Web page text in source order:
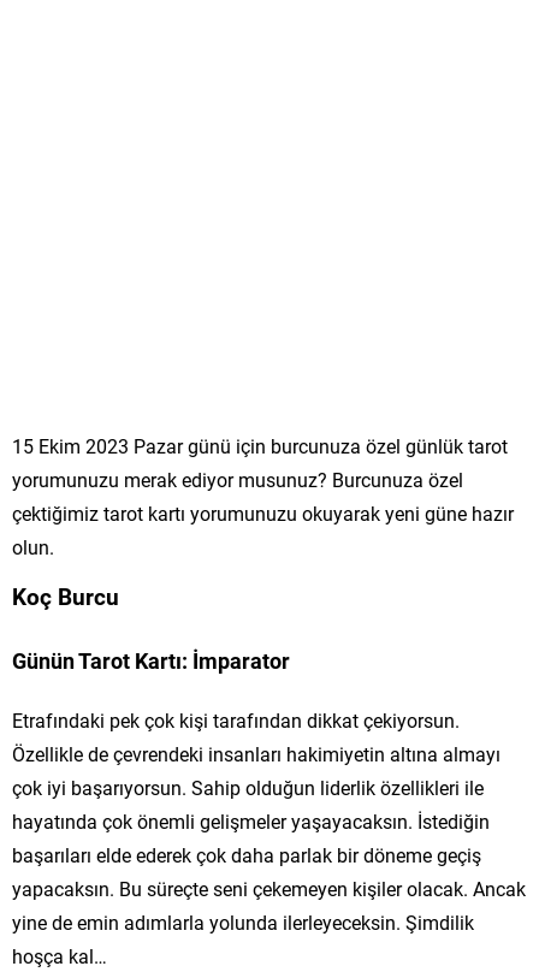
15 Ekim 2023 Pazar günü için burcunuza özel günlük tarot
yorumunuzu merak ediyor musunuz? Burcunuza özel
çektiğimiz tarot kartı yorumunuzu okuyarak yeni güne hazır
olun.
Koç Burcu
Günün Tarot Kartı: İmparator
Etrafındaki pek çok kişi tarafından dikkat çekiyorsun.
Özellikle de çevrendeki insanları hakimiyetin altına almayı
çok iyi başarıyorsun. Sahip olduğun liderlik özellikleri ile
hayatında çok önemli gelişmeler yaşayacaksın. İstediğin
başarıları elde ederek çok daha parlak bir döneme geçiş
yapacaksın. Bu süreçte seni çekemeyen kişiler olacak. Ancak
yine de emin adımlarla yolunda ilerleyeceksin. Şimdilik
hoşça kal…